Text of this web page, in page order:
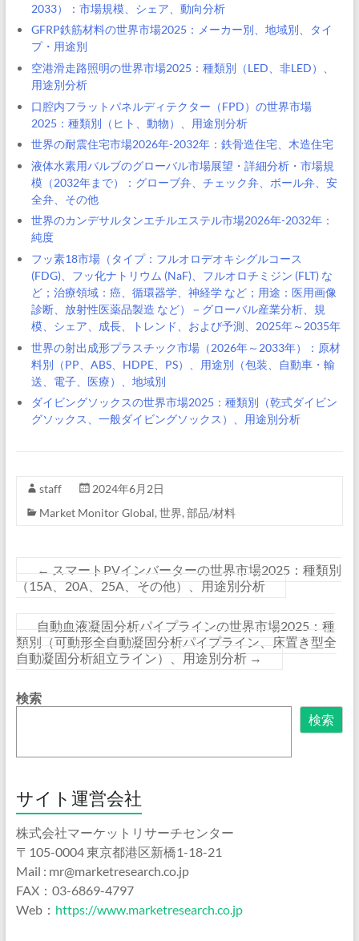
2033）：市場規模、シェア、動向分析
GFRP鉄筋材料の世界市場2025：メーカー別、地域別、タイ
プ・用途別
空港滑走路照明の世界市場2025：種類別（LED、非LED）、
用途別分析
口腔内フラットパネルディテクター（FPD）の世界市場
2025：種類別（ヒト、動物）、用途別分析
世界の耐震住宅市場2026年-2032年：鉄骨造住宅、木造住宅
液体水素用バルブのグローバル市場展望・詳細分析・市場規
模（2032年まで）：グローブ弁、チェック弁、ボール弁、安
全弁、その他
世界のカンデサルタンエチルエステル市場2026年-2032年：
純度
フッ素18市場（タイプ：フルオロデオキシグルコース
(FDG)、フッ化ナトリウム (NaF)、フルオロチミジン (FLT) な
ど；治療領域：癌、循環器学、神経学 など；用途：医用画像
診断、放射性医薬品製造 など）－グローバル産業分析、規
模、シェア、成長、トレンド、および予測、2025年～2035年
世界の射出成形プラスチック市場（2026年～2033年）：原材
料別（PP、ABS、HDPE、PS）、用途別（包装、自動車・輸
送、電子、医療）、地域別
ダイビングソックスの世界市場2025：種類別（乾式ダイビン
グソックス、一般ダイビングソックス）、用途別分析
staff
2024年6月2日
Market Monitor Global, 世界, 部品/材料
← スマートPVインバーターの世界市場2025：種類別
（15A、20A、25A、その他）、用途別分析
自動血液凝固分析パイプラインの世界市場2025：種
類別（可動形全自動凝固分析パイプライン、床置き型全
自動凝固分析組立ライン）、用途別分析 →
検索
検索
サイト運営会社
株式会社マーケットリサーチセンター
〒105-0004 東京都港区新橋1-18-21
Mail : mr@marketresearch.co.jp
FAX：03-6869-4797
Web： https://www.marketresearch.co.jp